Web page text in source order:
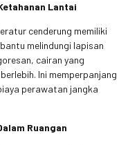
Lantai
cenderung memiliki
melindungi lapisan
cairan yang
Ini memperpanjang
perawatan jangka
Ruangan